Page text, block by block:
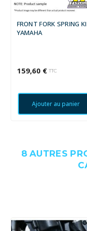
FRONT FORK SPRING
YAMAHA
159,60 € TTC
Ajouter au panier
8 AUTRES